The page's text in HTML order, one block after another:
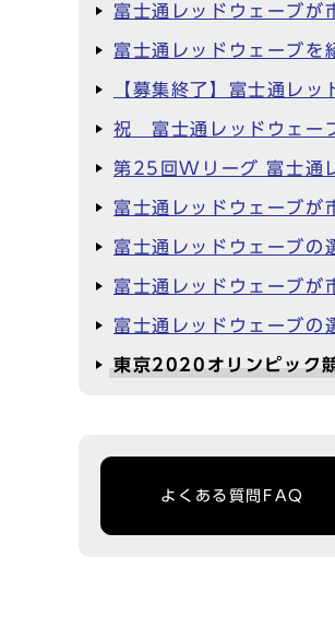
富士通レッドウェーブ
富士通レッドウェーブを
【募集終了】富士通レ
祝 富士通レッドウェー
第25回Wリーグ 富士通
富士通レッドウェーブが
富士通レッドウェーブの
富士通レッドウェーブが
富士通レッドウェーブの
東京2020オリンピック
よくある質問FAQ